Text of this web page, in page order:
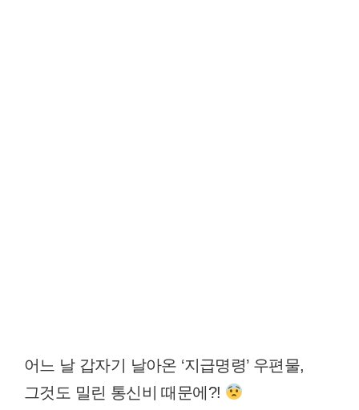
어느 날 갑자기 날아온 ‘지급명령’ 우편물,
그것도 밀린 통신비 때문에?!